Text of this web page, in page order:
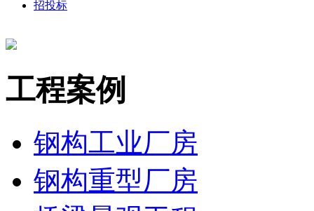
招投标
工程案例
钢构工业厂房
钢构重型厂房